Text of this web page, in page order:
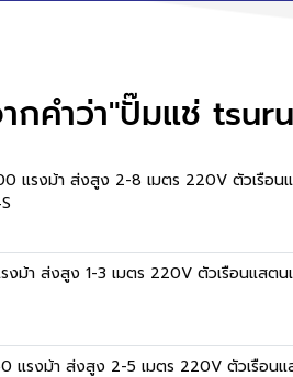
กคำว่า"ปั๊มแช่
แรงม้า ส่งสูง 2-8 เมตร 220V ตัวเรือน
ม้า ส่งสูง 1-3 เมตร 220V ตัวเรือนแสตน
แรงม้า ส่งสูง 2-5 เมตร 220V ตัวเรือน